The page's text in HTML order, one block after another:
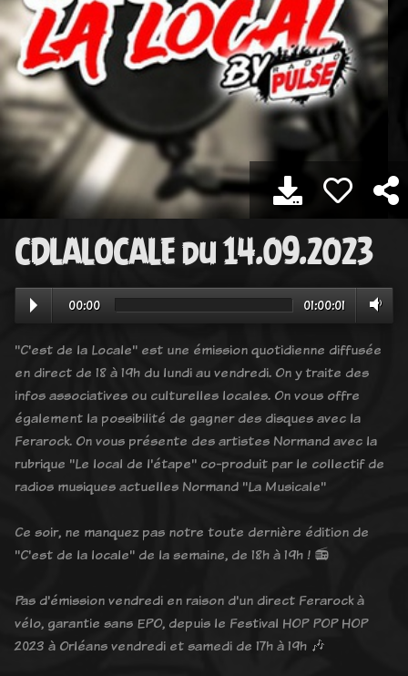
CDLALOCALE du 14.09.2023
00:00 01:00:01
"C'est de la Locale" est une émission quotidienne diffusée
en direct de 18 à 19h du lundi au vendredi. On y traite des
infos associatives ou culturelles locales. On vous offre
également la possibilité de gagner des disques avec la
Ferarock. On vous présente des artistes Normand avec la
rubrique "Le local de l'étape" co-produit par le collectif de
radios musiques actuelles Normand "La Musicale"
Ce soir, ne manquez pas notre toute dernière édition de
"C'est de la locale" de la semaine, de 18h à 19h ! 📻
Pas d'émission vendredi en raison d'un direct Ferarock à
vélo, garantie sans EPO, depuis le Festival HOP POP HOP
2023 à Orléans vendredi et samedi de 17h à 19h 🎶